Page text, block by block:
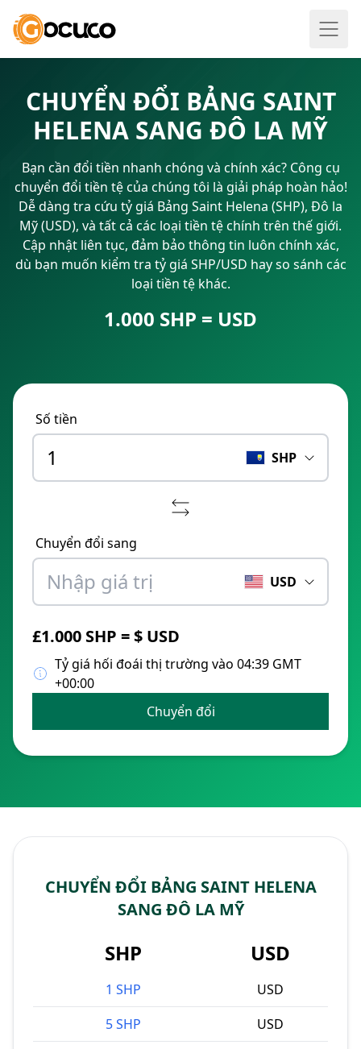
CHUYỂN ĐỔI BẢNG SAINT
HELENA SANG ĐÔ LA MỸ
Bạn cần đổi tiền nhanh chóng và chính xác? Công cụ
chuyển đổi tiền tệ của chúng tôi là giải pháp hoàn hảo!
Dễ dàng tra cứu tỷ giá Bảng Saint Helena (SHP), Đô la
Mỹ (USD), và tất cả các loại tiền tệ chính trên thế giới.
Cập nhật liên tục, đảm bảo thông tin luôn chính xác,
dù bạn muốn kiểm tra tỷ giá SHP/USD hay so sánh các
loại tiền tệ khác.
1.000 SHP = USD
Số tiền
SHP
Chuyển đổi sang
USD
£1.000 SHP = $ USD
Tỷ giá hối đoái thị trường vào 04:39 GMT
+00:00
Chuyển đổi
CHUYỂN ĐỔI BẢNG SAINT HELENA
SANG ĐÔ LA MỸ
SHP USD
1 SHP
USD
5 SHP
USD